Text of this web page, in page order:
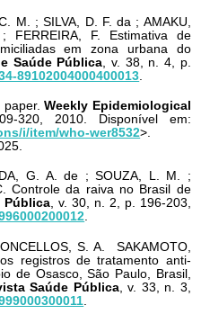
M. ; SILVA, D. F. da ; AMAKU,
F. Estimativa de
em zona urbana do
Saúde Pública , v. 38, n. 4, p.
89102004000400013
paper.Weekly Epidemiological
2010. Disponível em:
i/item/who-wer8532>.
G. A. de ; SOUZA, L. M. ;
Controle da raiva no Brasil de
Pública, v. 30, n. 2, p. 196-203,
.
S. A. SAKAMOTO,
registros de tratamento anti-
de Osasco, São Paulo, Brasil,
Saúde Pública, v. 33, n. 3,